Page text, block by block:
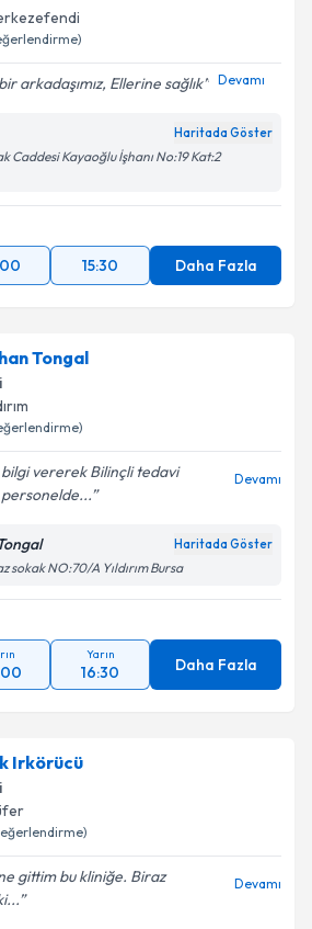
arkadaşımız, Ellerine sağlık Devamı
Haritada Göster
Caddesi Kayaoğlu İşhanı No:19 Kat:2
15:30 Daha Fazla
Tongal
bilgi vererek Bilinçli tedavi
personelde...
Devamı
Haritada Göster
sokak NO:70/A Yıldırım Bursa
Yarın
16:30 Daha Fazla
Irkörücü
gittim bu kliniğe. Biraz
Devamı